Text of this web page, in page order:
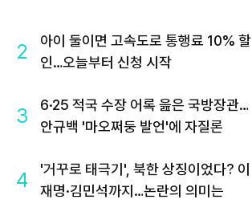
2
아이 둘이면 고속도로 통행료 10% 할
인…오늘부터 신청 시작
3
6·25 적국 수장 어록 읊은 국방장관…
안규백 '마오쩌둥 발언'에 자질론
4
'거꾸로 태극기', 북한 상징이었다? 이
재명·김민석까지…논란의 의미는